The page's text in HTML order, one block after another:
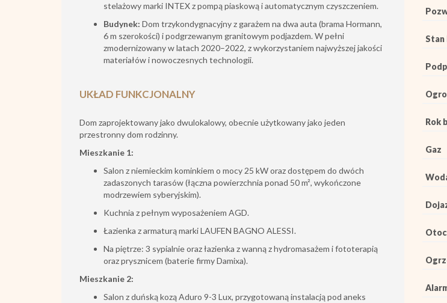
stelażowy marki INTEX z pompą piaskową i automatycznym czyszczeniem.
Budynek: Dom trzykondygnacyjny z garażem na dwa auta (brama Hormann,
6 m szerokości) i podgrzewanym granitowym podjazdem. W pełni
zmodernizowany w latach 2020–2022, z wykorzystaniem najwyższej jakości
materiałów i nowoczesnych technologii.
UKŁAD FUNKCJONALNY
Dom zaprojektowany jako dwulokalowy, obecnie użytkowany jako jeden
przestronny dom rodzinny.
Mieszkanie 1:
Salon z niemieckim kominkiem o mocy 25 kW oraz dostępem do dwóch
zadaszonych tarasów (łączna powierzchnia ponad 50 m², wykończone
modrzewiem syberyjskim).
Kuchnia z pełnym wyposażeniem AGD.
Łazienka z armaturą marki LAUFEN BAGNO ALESSI.
Na piętrze: 3 sypialnie oraz łazienka z wanną z hydromasażem i fototerapią
oraz prysznicem (baterie firmy Damixa).
Mieszkanie 2:
Salon z duńską kozą Aduro 9-3 Lux, przygotowaną instalacją pod aneks
Stan
Rok
Gaz